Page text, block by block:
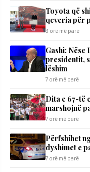
Toyota që
qeveria për
3 orë më parë
Gashi:
presidentit,
lëshim
7 orë më parë
Dita e 67-të
marshojnë
7 orë më parë
Përfshihet
dyshimet e
7 orë më parë